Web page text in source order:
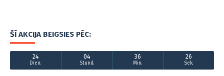
ŠĪ AKCIJA BEIGSIES PĒC:
24
Dien.
04
Stund.
36
Min.
26
Sek.